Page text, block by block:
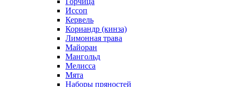
Иссоп
Кервель
Кориандр (кинза)
Лимонная трава
Майоран
Мангольд
Мелисса
Мята
Наборы пряностей